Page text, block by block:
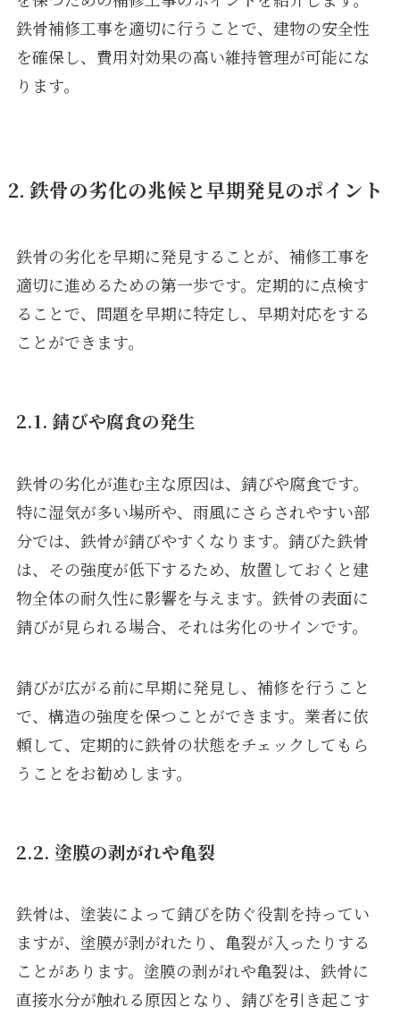
鉄骨補修工事を適切に行うことで、建物の安全性
を確保し、費用対効果の高い維持管理が可能にな
ります。
2. 鉄骨の劣化の兆候と早期発見のポイント
鉄骨の劣化を早期に発見することが、補修工事を
適切に進めるための第一歩です。定期的に点検す
ることで、問題を早期に特定し、早期対応をする
ことができます。
2.1. 錆びや腐食の発生
鉄骨の劣化が進む主な原因は、錆びや腐食です。
特に湿気が多い場所や、雨風にさらされやすい部
分では、鉄骨が錆びやすくなります。錆びた鉄骨
は、その強度が低下するため、放置しておくと建
物全体の耐久性に影響を与えます。鉄骨の表面に
錆びが見られる場合、それは劣化のサインです。
錆びが広がる前に早期に発見し、補修を行うこと
で、構造の強度を保つことができます。業者に依
頼して、定期的に鉄骨の状態をチェックしてもら
うことをお勧めします。
2.2. 塗膜の剥がれや亀裂
鉄骨は、塗装によって錆びを防ぐ役割を持ってい
ますが、塗膜が剥がれたり、亀裂が入ったりする
ことがあります。塗膜の剥がれや亀裂は、鉄骨に
直接水分が触れる原因となり、錆びを引き起こす